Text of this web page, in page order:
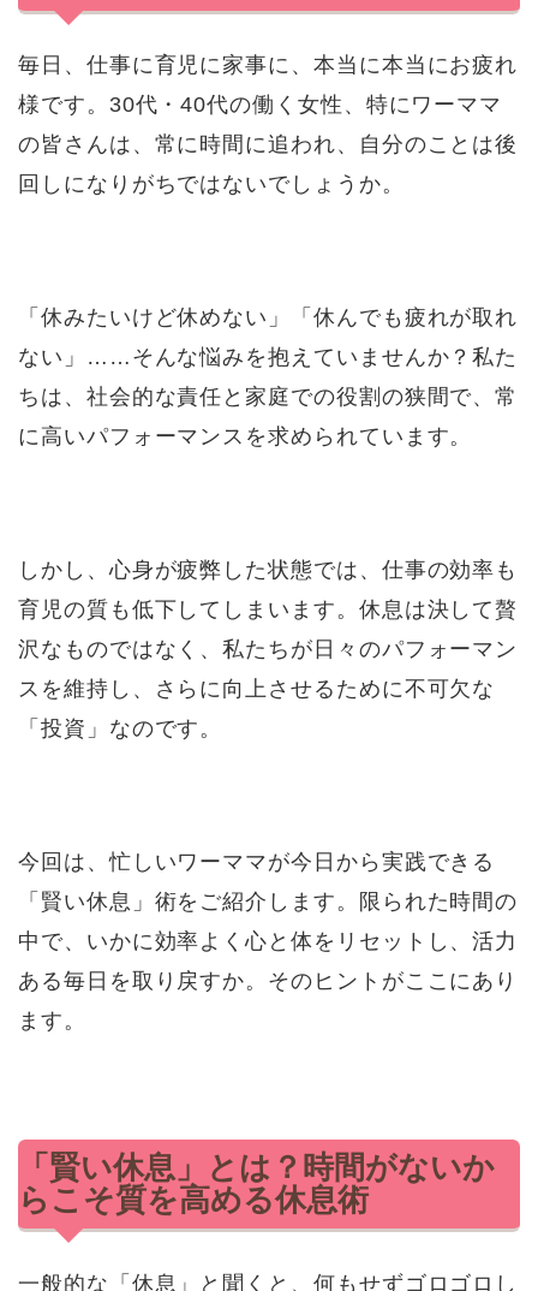
毎日、仕事に育児に家事に、本当に本当にお疲れ
様です。30代・40代の働く女性、特にワーママ
の皆さんは、常に時間に追われ、自分のことは後
回しになりがちではないでしょうか。
「休みたいけど休めない」「休んでも疲れが取れ
ない」……そんな悩みを抱えていませんか？私た
ちは、社会的な責任と家庭での役割の狭間で、常
に高いパフォーマンスを求められています。
しかし、心身が疲弊した状態では、仕事の効率も
育児の質も低下してしまいます。休息は決して贅
沢なものではなく、私たちが日々のパフォーマン
スを維持し、さらに向上させるために不可欠な
「投資」なのです。
今回は、忙しいワーママが今日から実践できる
「賢い休息」術をご紹介します。限られた時間の
中で、いかに効率よく心と体をリセットし、活力
ある毎日を取り戻すか。そのヒントがここにあり
ます。
「賢い休息」とは？時間がないか
らこそ質を高める休息術
一般的な「休息」と聞くと、何もせずゴロゴロし